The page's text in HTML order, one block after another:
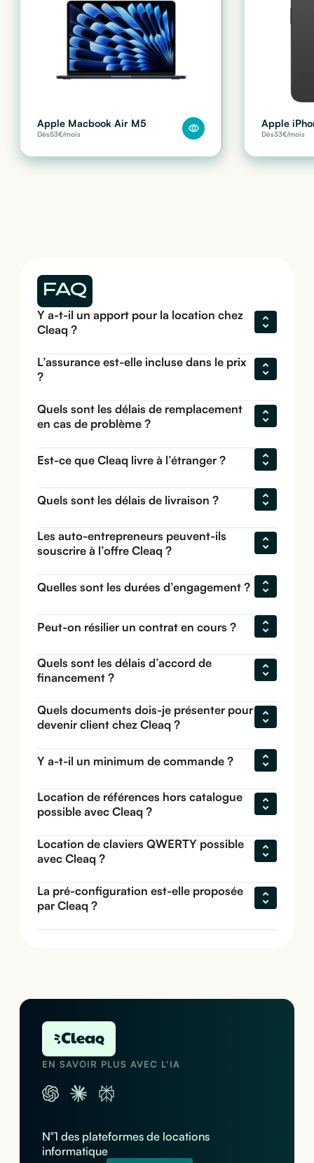
Apple Macbook Air M5
Dès53€/mois
Apple
Dès33€/mois
FAQ
Y a-t-il un apport pour la location chez
Cleaq ?
L’assurance est-elle incluse dans le prix
?
Quels sont les délais de remplacement
en cas de problème ?
Est-ce que Cleaq livre à l’étranger ?
Quels sont les délais de livraison ?
Les auto-entrepreneurs peuvent-ils
souscrire à l’offre Cleaq ?
Quelles sont les durées d’engagement ?
Peut-on résilier un contrat en cours ?
Quels sont les délais d’accord de
financement ?
Quels documents dois-je présenter pour
devenir client chez Cleaq ?
Y a-t-il un minimum de commande ?
Location de références hors catalogue
possible avec Cleaq ?
Location de claviers QWERTY possible
avec Cleaq ?
La pré-configuration est-elle proposée
par Cleaq ?
EN SAVOIR PLUS AVEC L'IA
N°1 des plateformes de locations
informatique